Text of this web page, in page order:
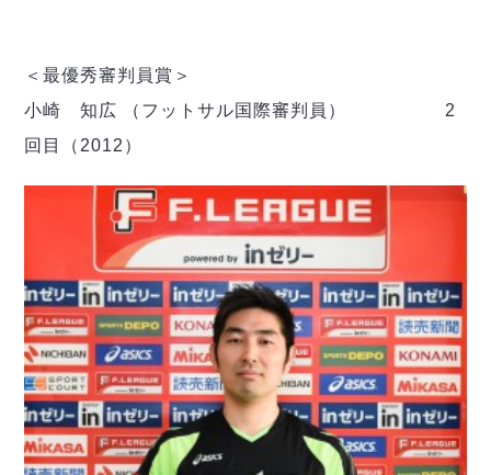
＜最優秀審判員賞＞
小崎 知広 （フットサル国際審判員） 2
回目（2012）